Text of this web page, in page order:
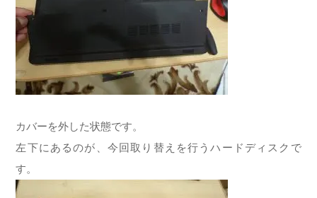
カバーを外した状態です。
左下にあるのが、今回取り替えを行うハードディスクで
す。